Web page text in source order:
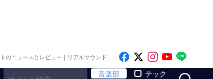
のニュースとレビュー｜リアルサウンド Like on Facebook
Follow on x
Follow on
Follow
音楽部
テック